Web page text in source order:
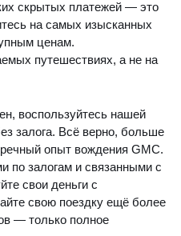
скрытых платежей — это
на самых изысканных
ценам.
путешествиях, а не на
воспользуйтесь нашей
залога. Всё верно, больше
опыт вождения GMC.
по залогам и связанными с
свои деньги с
свою поездку ещё более
— только полное